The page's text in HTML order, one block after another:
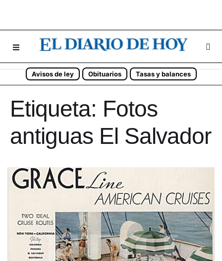
Avisos de ley Obituarios Tasas y balances
Etiqueta: Fotos
antiguas El Salvador